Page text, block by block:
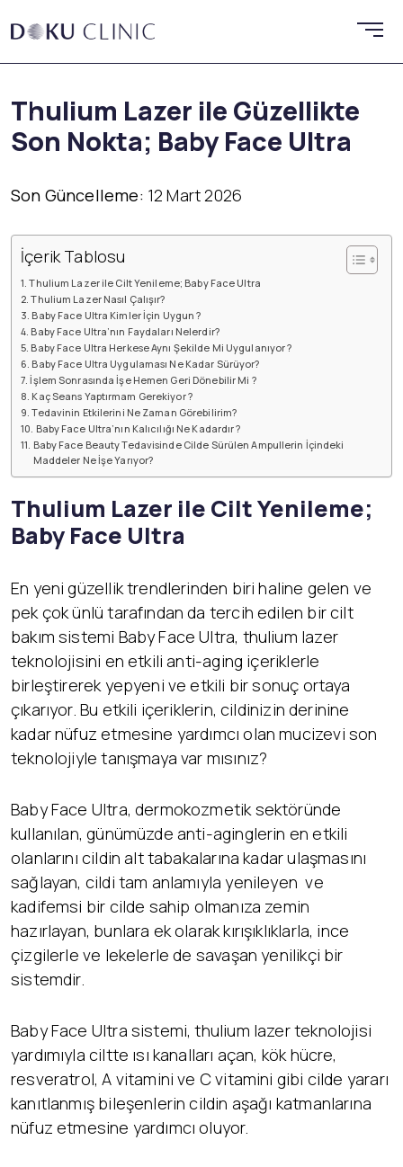
Thulium Lazer ile Güzellikte
Son Nokta; Baby Face Ultra
Son Güncelleme: 12 Mart 2026
İçerik Tablosu
Thulium Lazer ile Cilt Yenileme; Baby Face Ultra
Thulium Lazer Nasıl Çalışır?
Baby Face Ultra Kimler İçin Uygun ?
Baby Face Ultra’nın Faydaları Nelerdir?
Baby Face Ultra Herkese Aynı Şekilde Mi Uygulanıyor ?
Baby Face Ultra Uygulaması Ne Kadar Sürüyor?
İşlem Sonrasında İşe Hemen Geri Dönebilir Mi ?
Kaç Seans Yaptırmam Gerekiyor ?
Tedavinin Etkilerini Ne Zaman Görebilirim?
Baby Face Ultra’nın Kalıcılığı Ne Kadardır ?
Baby Face Beauty Tedavisinde Cilde Sürülen Ampullerin İçindeki
Maddeler Ne İşe Yarıyor?
Thulium Lazer ile Cilt Yenileme;
Baby Face Ultra
En yeni güzellik trendlerinden biri haline gelen ve
pek çok ünlü tarafından da tercih edilen bir cilt
bakım sistemi Baby Face Ultra, thulium lazer
teknolojisini en etkili anti-aging içeriklerle
birleştirerek yepyeni ve etkili bir sonuç ortaya
çıkarıyor. Bu etkili içeriklerin, cildinizin derinine
kadar nüfuz etmesine yardımcı olan mucizevi son
teknolojiyle tanışmaya var mısınız?
Baby Face Ultra, dermokozmetik sektöründe
kullanılan, günümüzde anti-aginglerin en etkili
olanlarını cildin alt tabakalarına kadar ulaşmasını
sağlayan, cildi tam anlamıyla yenileyen ve
kadifemsi bir cilde sahip olmanıza zemin
hazırlayan, bunlara ek olarak kırışıklıklarla, ince
çizgilerle ve lekelerle de savaşan yenilikçi bir
sistemdir.
Baby Face Ultra sistemi, thulium lazer teknolojisi
yardımıyla ciltte ısı kanalları açan, kök hücre,
resveratrol, A vitamini ve C vitamini gibi cilde yararı
kanıtlanmış bileşenlerin cildin aşağı katmanlarına
nüfuz etmesine yardımcı oluyor.